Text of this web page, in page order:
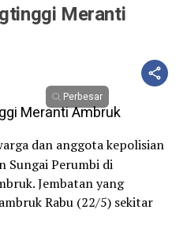
Meranti
Perbesar
dan anggota kepolisian
Sungai Perumbi di
Jembatan yang
Rabu (22/5) sekitar